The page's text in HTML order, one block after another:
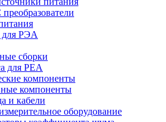
РЭА
сборки
для РЕА
компоненты
компоненты
и кабели
оборудование